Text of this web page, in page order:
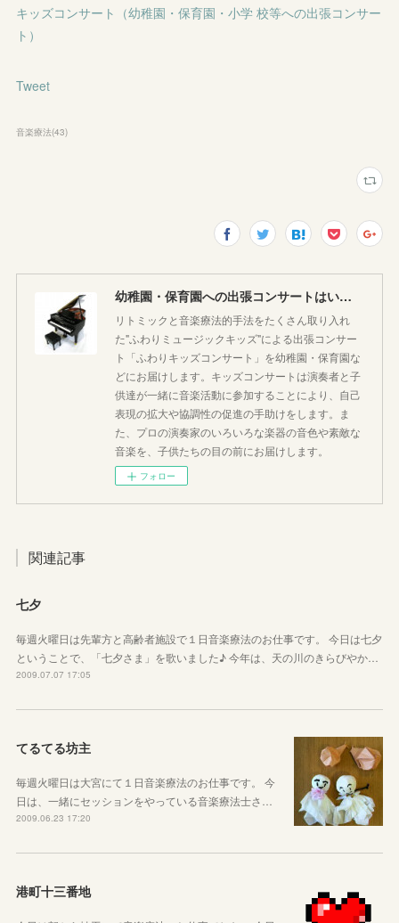
キッズコンサート（幼稚園・保育園・小学 校等への出張コンサー
ト）
Tweet
音楽療法(43)
幼稚園・保育園への出張コンサートはいかがですか♪
リトミックと音楽療法的手法をたくさん取り入れ
た"ふわりミュージックキッズ"による出張コンサー
ト「ふわりキッズコンサート」を幼稚園・保育園な
どにお届けします。キッズコンサートは演奏者と子
供達が一緒に音楽活動に参加することにより、自己
表現の拡大や協調性の促進の手助けをします。ま
た、プロの演奏家のいろいろな楽器の音色や素敵な
音楽を、子供たちの目の前にお届けします。
フォロー
関連記事
七夕
毎週火曜日は先輩方と高齢者施設で１日音楽療法のお仕事です。 今日は七夕
ということで、「七夕さま」を歌いました♪ 今年は、天の川のきらびやか…
2009.07.07 17:05
てるてる坊主
毎週火曜日は大宮にて１日音楽療法のお仕事です。 今
日は、一緒にセッションをやっている音楽療法士さ…
2009.06.23 17:20
港町十三番地